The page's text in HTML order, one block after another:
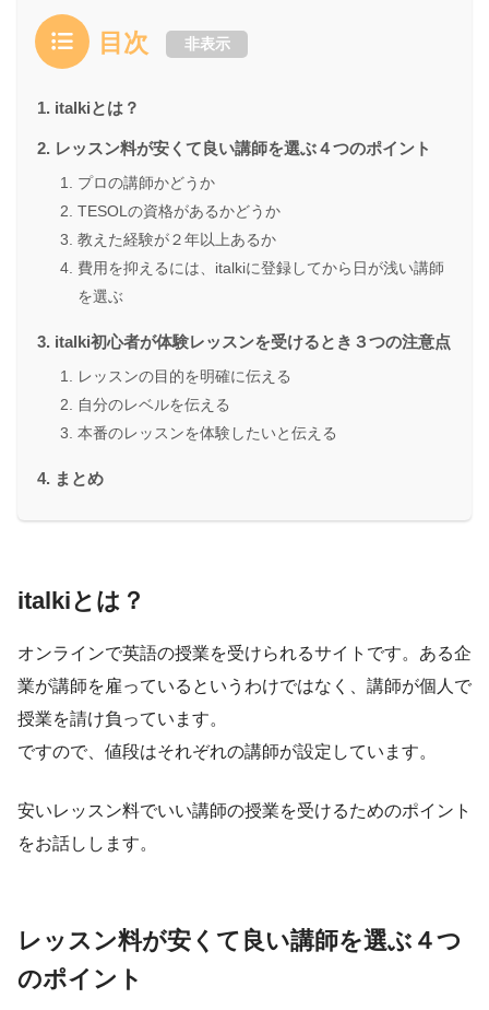
目次 非表示
italkiとは？
レッスン料が安くて良い講師を選ぶ４つのポイント
プロの講師かどうか
TESOLの資格があるかどうか
教えた経験が２年以上あるか
費用を抑えるには、italkiに登録してから日が浅い講師
を選ぶ
italki初心者が体験レッスンを受けるとき３つの注意点
レッスンの目的を明確に伝える
自分のレベルを伝える
本番のレッスンを体験したいと伝える
まとめ
italkiとは？
オンラインで英語の授業を受けられるサイトです。ある企
業が講師を雇っているというわけではなく、講師が個人で
授業を請け負っています。
ですので、値段はそれぞれの講師が設定しています。
安いレッスン料でいい講師の授業を受けるためのポイント
をお話しします。
レッスン料が安くて良い講師を選ぶ４つ
のポイント